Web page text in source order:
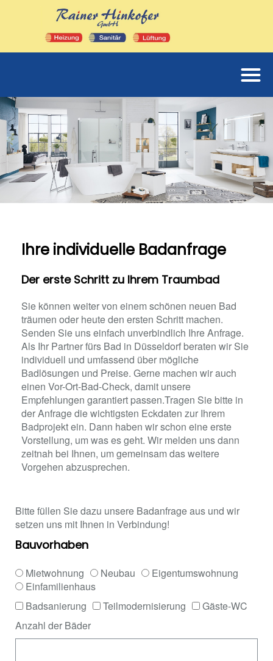
Ihre individuelle Badanfrage
Der erste Schritt zu Ihrem Traumbad
Sie können weiter von einem schönen neuen Bad
träumen oder heute den ersten Schritt machen.
Senden Sie uns einfach unverbindlich Ihre Anfrage.
Als Ihr Partner fürs Bad in Düsseldorf beraten wir Sie
individuell und umfassend über mögliche
Badlösungen und Preise. Gerne machen wir auch
einen Vor-Ort-Bad-Check, damit unsere
Empfehlungen garantiert passen.Tragen Sie bitte in
der Anfrage die wichtigsten Eckdaten zur Ihrem
Badprojekt ein. Dann haben wir schon eine erste
Vorstellung, um was es geht. Wir melden uns dann
zeitnah bei Ihnen, um gemeinsam das weitere
Vorgehen abzusprechen.
Bitte füllen Sie dazu unsere Badanfrage aus und wir
setzen uns mit Ihnen in Verbindung!
Bauvorhaben
Mietwohnung Neubau
Eigentumswohnung
Einfamilienhaus
Badsanierung
Teilmodernisierung
Gäste-WC
Anzahl der Bäder